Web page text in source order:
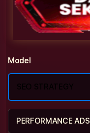
Model
SEO STRATEGY
PERFORMANCE ADS